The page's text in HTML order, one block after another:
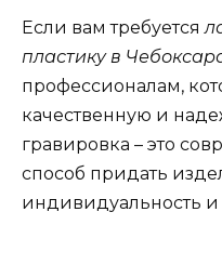
Если вам требуется
пластику в
профессионалам,
качественную и
гравировка – это
способ придать
индивидуальность и